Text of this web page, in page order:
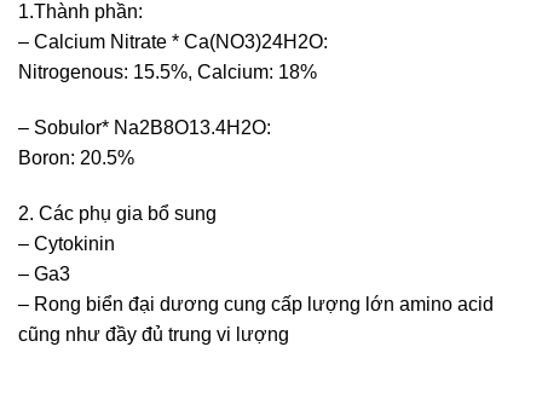
1.Thành phần:
– Calcium Nitrate * Ca(NO3)24H2O:
Nitrogenous: 15.5%, Calcium: 18%
– Sobulor* Na2B8O13.4H2O:
Boron: 20.5%
2. Các phụ gia bổ sung
– Cytokinin
– Ga3
– Rong biển đại dương cung cấp lượng lớn amino acid
cũng như đầy đủ trung vi lượng